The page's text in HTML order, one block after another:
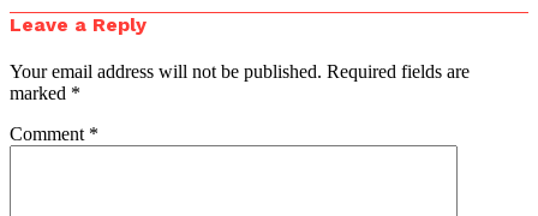
Leave a Reply
Your email address will not be published. Required fields are
marked *
Comment *